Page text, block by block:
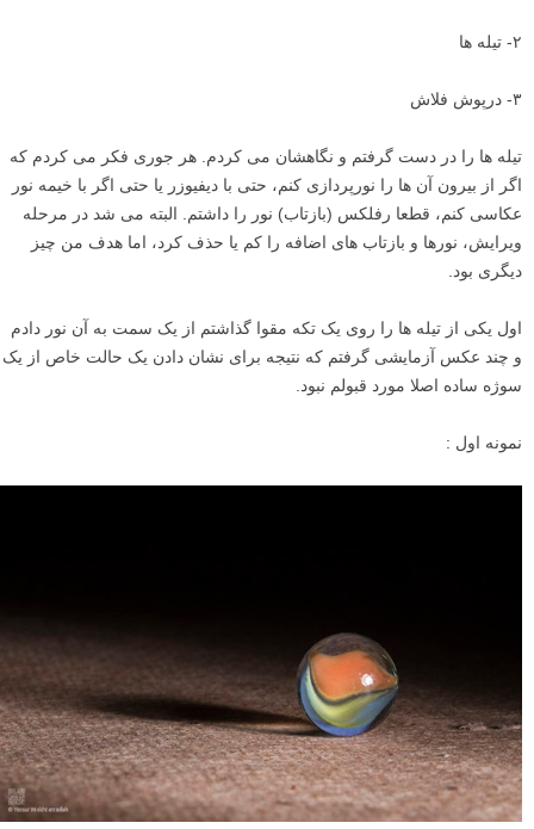
۲- تیله ها
۳- درپوش فلاش
تیله ها را در دست گرفتم و نگاهشان می کردم. هر جوری فکر می کردم که
اگر از بیرون آن ها را نورپردازی کنم، حتی با دیفیوزر یا حتی اگر با خیمه نور
عکاسی کنم، قطعا رفلکس (بازتاب) نور را داشتم. البته می شد در مرحله
ویرایش، نورها و بازتاب های اضافه را کم یا حذف کرد، اما هدف من چیز
دیگری بود.
اول یکی از تیله ها را روی یک تکه مقوا گذاشتم از یک سمت به آن نور دادم
و چند عکس آزمایشی گرفتم که نتیجه برای نشان دادن یک حالت خاص از یک
سوژه ساده اصلا مورد قبولم نبود.
نمونه اول :